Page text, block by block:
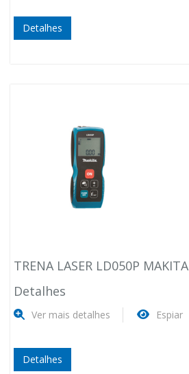
Detalhes
TRENA LASER LD050P MAKITA
Detalhes
Ver mais detalhes Espiar
Detalhes